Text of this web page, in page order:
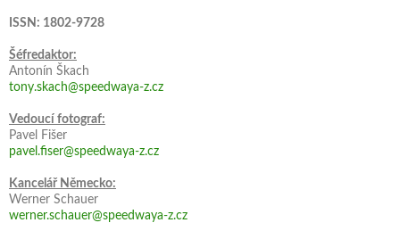
ISSN: 1802-9728
Šéfredaktor:
Antonín Škach
tony.skach@speedwaya-z.cz
Vedoucí fotograf:
Pavel Fišer
pavel.fiser@speedwaya-z.cz
Kancelář Německo:
Werner Schauer
werner.schauer@speedwaya-z.cz